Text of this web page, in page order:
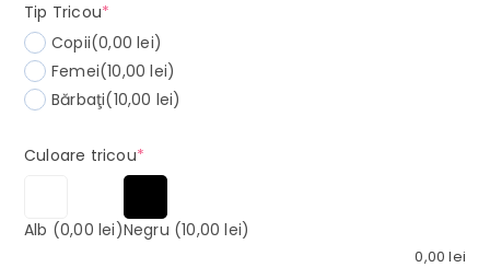
Tip Tricou*
Copii(0,00 lei)
Femei(10,00 lei)
Bărbaţi(10,00 lei)
Culoare tricou*(required)
Alb (0,00 lei)Negru (10,00 lei)
0,00lei